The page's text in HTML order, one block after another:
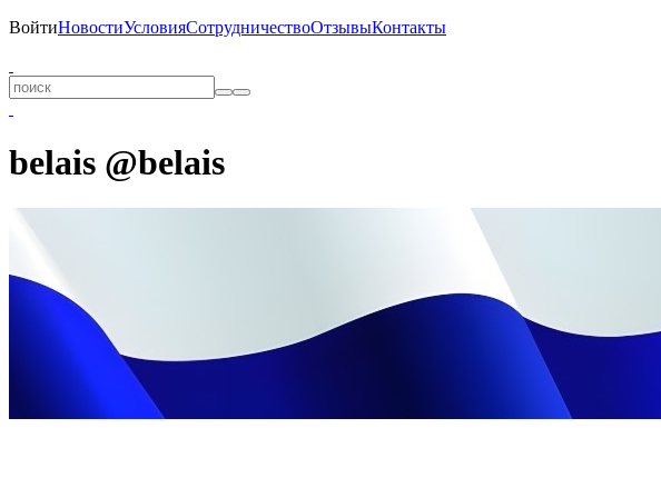
ВойтиНовостиУсловияСотрудничествоОтзывыКонтакты
belais @belais